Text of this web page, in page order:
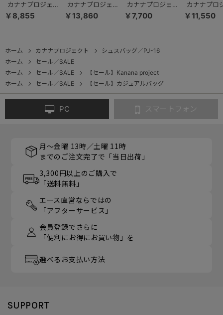
カナナプロジェク
ト PJ-16 ショルダ
￥8,855
カナナプロジェク
ト PJ-16 リュック
￥13,860
カナナプロジェク
ト タッセル ショ
￥7,700
カナナプロ
ト PJ16-
￥11,550
ホーム カナナプロジェクト
シュスバッグ／PJ-16
ホーム
セール／SALE
ホーム
セール／SALE
【セール】Kanana project
ホーム
セール／SALE 【セール】カジュアルバッグ
PC スマートフォン
月～金曜 13時／土曜 11時
までのご注文完了で「当日出荷」
3,300円以上のご購入で
「送料無料」
エース直営ならではの
「アフターサービス」
会員登録でさらに
「便利にお得にお買い物」を
選べるお支払い方法
SUPPORT